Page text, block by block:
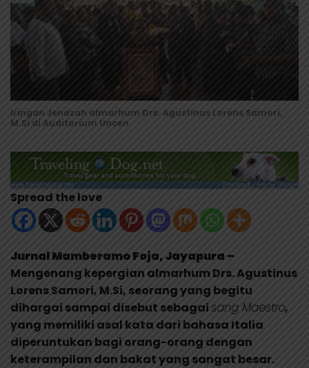
Iringan Jenazah almarhum Drs. Agustinus Lorens Samori,
M.Si di Auditorium Uncen
Spread the love
Jurnal Mamberamo Foja, Jayapura –
Mengenang kepergian almarhum Drs. Agustinus
Lorens Samori, M.Si, seorang yang begitu
dihargai sampai disebut sebagaisang Maestro,
yang memiliki asal kata dari bahasa Italia
diperuntukan bagi orang-orang dengan
keterampilan dan bakat yang sangat besar.